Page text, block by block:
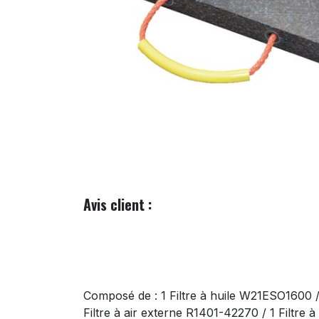
Avis client :
Composé de : 1 Filtre à huile
Filtre à air externe R1401-42270 / 1 Filtre